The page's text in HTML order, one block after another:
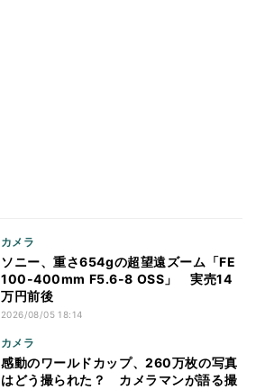
カメラ
ソニー、重さ654gの超望遠ズーム「FE
100-400mm F5.6-8 OSS」 実売14
万円前後
2026/08/05 18:14
カメラ
感動のワールドカップ、260万枚の写真
はどう撮られた？ カメラマンが語る撮